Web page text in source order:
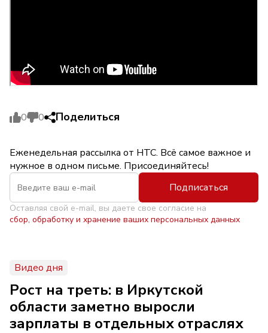
0 0 Поделиться
Еженедельная рассылка от НТС. Всё самое важное и
нужное в одном письме. Присоединяйтесь!
Подписаться
Оставляя свой e-mail, вы даете свое согласие на
сбор, обработку и хранение ваших персональных данных
Видео дня
Рост на треть: в Иркутской
области заметно выросли
зарплаты в отдельных отраслях